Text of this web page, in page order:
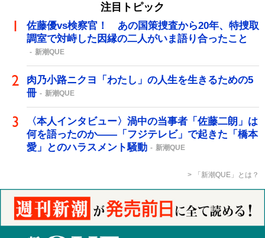
注目トピック
佐藤優vs検察官！ あの国策捜査から20年、特捜取
調室で対峙した因縁の二人がいま語り合ったこと
新潮QUE
肉乃小路ニクヨ「わたし」の人生を生きるための5
冊
新潮QUE
〈本人インタビュー〉渦中の当事者「佐藤二朗」は
何を語ったのか――「フジテレビ」で起きた「橋本
愛」とのハラスメント騒動
新潮QUE
「新潮QUE」とは？